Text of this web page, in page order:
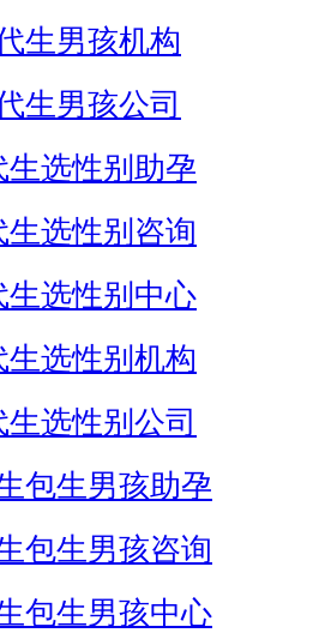
生男孩机构
生男孩公司
生选性别助孕
生选性别咨询
生选性别中心
生选性别机构
生选性别公司
包生男孩助孕
包生男孩咨询
包生男孩中心